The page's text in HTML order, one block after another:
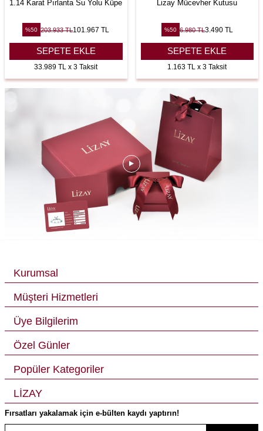
1.14 Karat Pırlanta Su Yolu Küpe
%50 203.933TL101.967 TL
SEPETE EKLE
33.989 TL x 3 Taksit
Lizay Mücevher Kutusu
%50 6.980TL3.490TL
SEPETE EKLE
1.163 TL x 3 Taksit
Kurumsal
Müşteri Hizmetleri
Üye Bilgilerim
Özel Günler
Popüler Kategoriler
LİZAY
Fırsatları yakalamak için e-bülten kaydı yaptırın!